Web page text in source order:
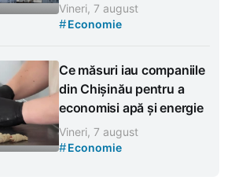
Vineri, 7 august
#Economie
Ce măsuri iau companiile
din Chișinău pentru a
economisi apă și energie
Vineri, 7 august
#Economie